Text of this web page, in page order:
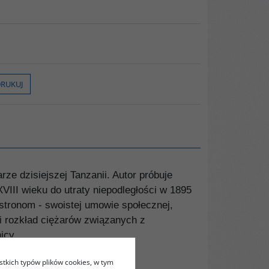
dzisiejszej Tanzanii. Autor próbuje
wieku do utraty niepodległości w 1895
- swoistej umowie społecznej,
ciężarów związanych z
typów plików cookies, w tym